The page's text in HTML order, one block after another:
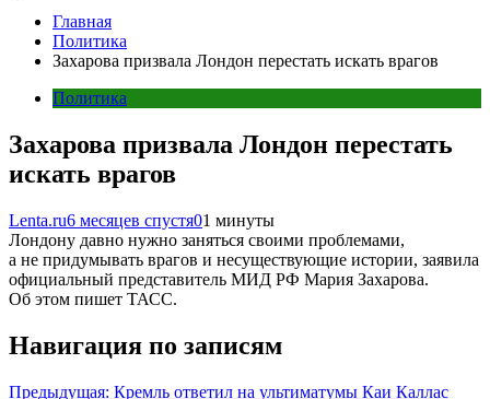
Главная
Политика
Захарова призвала Лондон перестать искать врагов
Политика
Захарова призвала Лондон перестать
искать врагов
Lenta.ru6 месяцев спустя01 минуты
Лондону давно нужно заняться своими проблемами,
а не придумывать врагов и несуществующие истории, заявила
официальный представитель МИД РФ Мария Захарова.
Об этом пишет ТАСС.
Навигация по записям
Предыдущая: Кремль ответил на ультиматумы Каи Каллас